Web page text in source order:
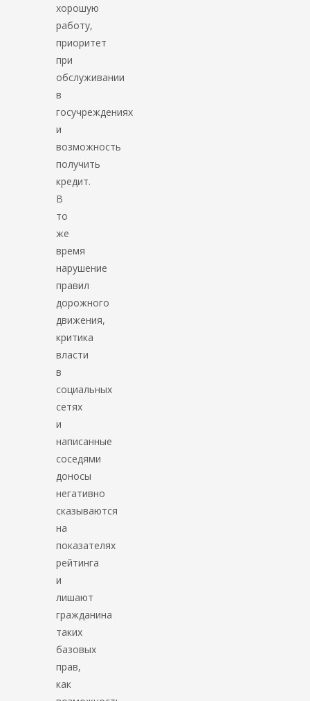
хорошую
работу,
приоритет
при
обслуживании
в
госучреждениях
и
возможность
получить
кредит.
В
то
же
время
нарушение
правил
дорожного
движения,
критика
власти
в
социальных
сетях
и
написанные
соседями
доносы
негативно
сказываются
на
показателях
рейтинга
и
лишают
гражданина
таких
базовых
прав,
как